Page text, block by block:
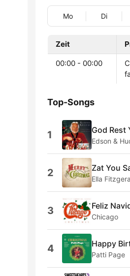
Mo Di
Zeit
00:00 - 00:00
Top-Songs
1 God Rest
Edson &
2 Zat You
Ella
3 Feliz
Chicago
4 Happy
Patti Page